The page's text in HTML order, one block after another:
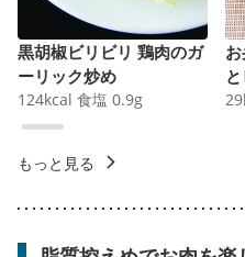
黒胡椒ビリビリ 鶏肉のガ
ーリック炒め
124kcal 食塩 0.9g 29
もっと見る